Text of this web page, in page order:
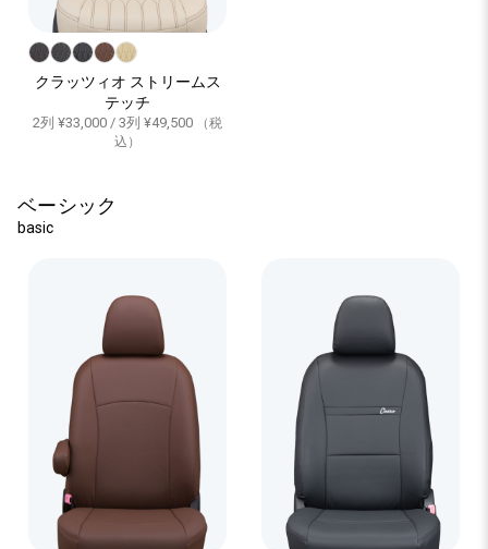
クラッツィオ ストリームス
テッチ
2列 ¥33,000 / 3列 ¥49,500
（税
込）
ベーシック
basic